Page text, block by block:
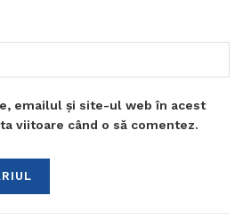
emailul și site-ul web în acest
viitoare când o să comentez.